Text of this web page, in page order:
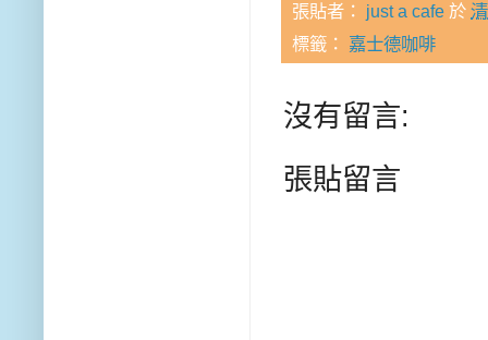
張貼者： just a cafe 於
標籤： 嘉士德咖啡
沒有留言:
張貼留言